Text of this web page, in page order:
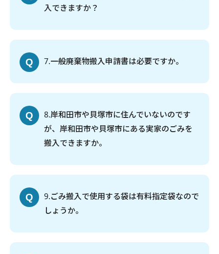
入できますか？
7 一般廃棄物搬入申請書は必要ですか。
8岸和田市や貝塚市に住んでいないのです
が、岸和田市や貝塚市にある実家のごみを
搬入できますか。
9 ごみ搬入で使用する袋は有料指定袋なので
しょうか。